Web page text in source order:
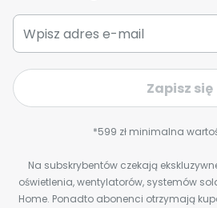
Zapisz się
*599 zł minimalna
Na subskrybentów czekają
oświetlenia, wentylatorów, systemów
Home. Ponadto abonenci otrzymają